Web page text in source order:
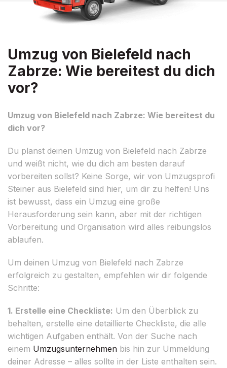
Umzug von Bielefeld nach
Zabrze: Wie bereitest du dich
vor?
Umzug von Bielefeld nach Zabrze: Wie bereitest du
dich vor?
Du planst deinen Umzug von Bielefeld nach Zabrze
und weißt nicht, wie du dich am besten darauf
vorbereiten sollst? Keine Sorge, wir von Umzugsprofi
Steiner aus Bielefeld sind hier, um dir zu helfen! Uns
ist bewusst, dass ein Umzug eine große
Herausforderung sein kann, aber mit der richtigen
Vorbereitung und Organisation wird alles reibungslos
ablaufen.
Um deinen Umzug von Bielefeld nach Zabrze
erfolgreich zu gestalten, empfehlen wir dir folgende
Schritte:
1. Erstelle eine Checkliste: Um den Überblick zu
behalten, erstelle eine detaillierte Checkliste, die alle
wichtigen Aufgaben enthält. Von der Suche nach
einem Umzugsunternehmen bis hin zur Ummeldung
deiner Adresse – alles sollte in der Liste enthalten sein.